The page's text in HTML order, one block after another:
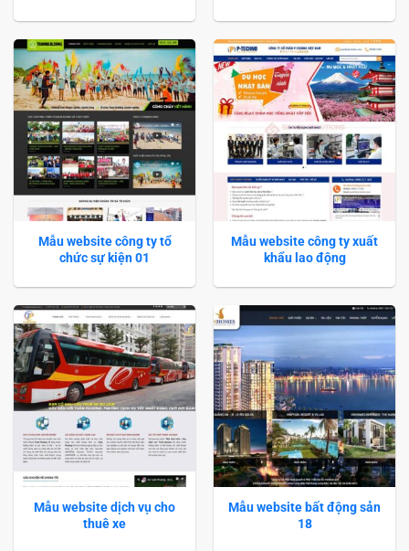
Mẫu website công ty tổ
chức sự kiện 01
Mẫu website công ty xuất
khẩu lao động
Mẫu website dịch vụ cho
thuê xe
Mẫu website bất động sản
18